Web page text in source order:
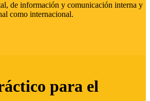
de información y comunicación interna y
como internacional.
para el